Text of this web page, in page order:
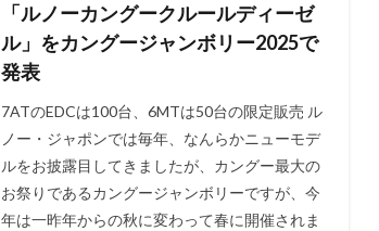
「ルノーカングークルールディーゼ
ル」をカングージャンボリー2025で
発表
7ATのEDCは100台、6MTは50台の限定販売 ル
ノー・ジャポンでは毎年、なんらかニューモデ
ルをお披露目してきましたが、カングー最大の
お祭りであるカングージャンボリーですが、今
年は一昨年からの秋に変わって春に開催されま